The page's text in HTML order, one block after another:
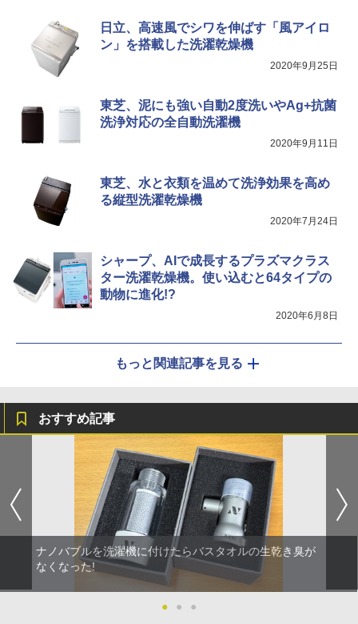
日立、高速風でシワを伸ばす「風アイロ
ン」を搭載した洗濯乾燥機
2020年9月25日
東芝、泥にも強い自動2度洗いやAg+抗菌
洗浄対応の全自動洗濯機
2020年9月11日
東芝、水と衣類を温めて洗浄効果を高め
る縦型洗濯乾燥機
2020年7月24日
シャープ、AIで成長するプラズマクラス
ター洗濯乾燥機。使い込むと64タイプの
動物に進化!?
2020年6月8日
もっと関連記事を見る
おすすめ記事
ナノバブルを洗濯機に付けたらバスタオルの生乾き臭が
なくなった!
● ● ●